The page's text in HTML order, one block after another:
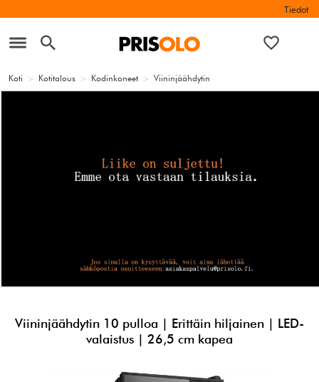
Tiedot
Koti > Kotitalous > Kodinkoneet > Viininjäähdytin
Viininjäähdytin 10 pulloa | Erittäin hiljainen | LED-
valaistus | 26,5 cm kapea